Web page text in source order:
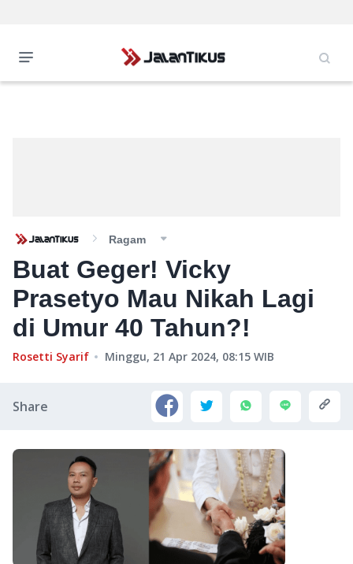
Ragam
Buat Geger! Vicky
Prasetyo Mau Nikah Lagi
di Umur 40 Tahun?!
Rosetti Syarif Minggu, 21 Apr 2024, 08:15 WIB
Share